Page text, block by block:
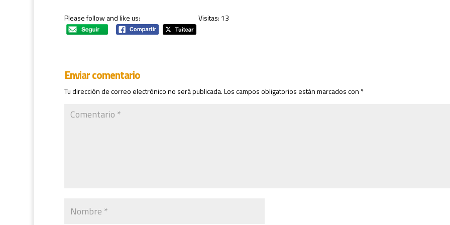
Please follow and like us: Visitas: 13
Enviar comentario
Tu dirección de correo electrónico no será publicada.Los campos obligatorios están marcados con *